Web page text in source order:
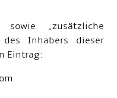
„zusätzliche
des Inhabers dieser
Eintrag: